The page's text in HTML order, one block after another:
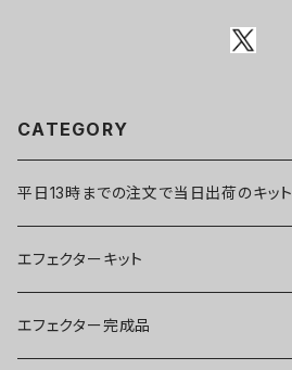
CATEGORY
平日13時までの注文で当日出荷のキット
エフェクターキット
ブースター
エフェクター完成品